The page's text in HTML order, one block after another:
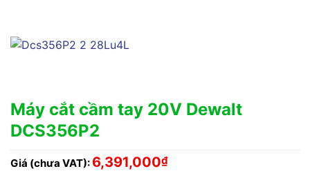
Máy cắt cầm tay 20V Dewalt
DCS356P2
Giá (chưa VAT): 6,391,000₫